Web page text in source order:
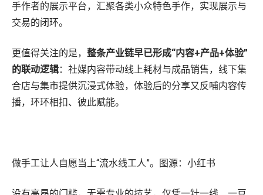
手作者的展示平台，汇聚各类小众特色手作，实现展示与
交易的闭环。
更值得关注的是， 整条产业链早已形成“内容+产品+体验”
的联动逻辑：社媒内容带动线上耗材与成品销售，线下集
合店与集市提供沉浸式体验，体验后的分享又反哺内容传
播，环环相扣、彼此赋能。
做手工让人自愿当上“流水线工人”。图源：小红书